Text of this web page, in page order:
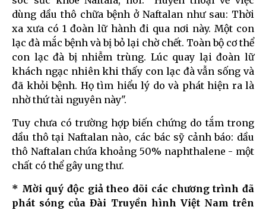
dùng dầu thô chữa bệnh ở Naftalan như sau: Thời
xa xưa có 1 đoàn lữ hành đi qua nơi này. Một con
lạc đà mắc bệnh và bị bỏ lại chờ chết. Toàn bộ cơ thể
con lạc đà bị nhiễm trùng. Lúc quay lại đoàn lữ
khách ngạc nhiên khi thấy con lạc đà vẫn sống và
đã khỏi bệnh. Họ tìm hiểu lý do và phát hiện ra là
nhờ thứ tài nguyên này".
Tuy chưa có trường hợp biến chứng do tắm trong
dầu thô tại Naftalan nào, các bác sỹ cảnh báo: dầu
thô Naftalan chứa khoảng 50% naphthalene - một
chất có thể gây ung thư.
* Mời quý độc giả theo dõi các chương trình đã
phát sóng của Đài Truyền hình Việt Nam trên